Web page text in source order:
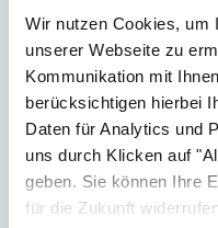
Wir nutzen Cookies, um
unserer Webseite zu
Kommunikation mit
berücksichtigen hierbei
Daten für Analytics und
uns durch Klicken auf
geben. Sie können Ihre
für die Zukunft
sr.lightbox.Bild